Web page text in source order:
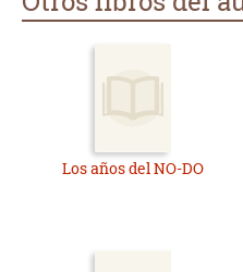
Los años del NO-DO